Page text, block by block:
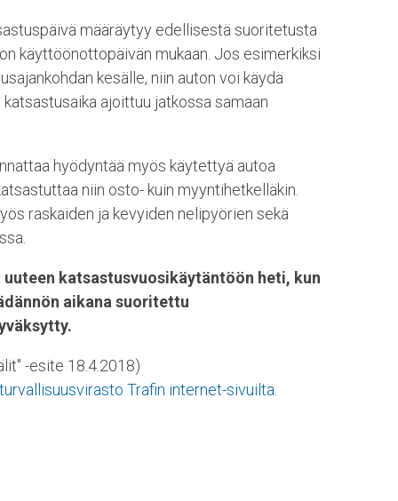
määräytyy edellisestä suoritetusta
käyttöönottopäivän mukaan. Jos esimerkiksi
kesälle, niin auton voi käydä
ajoittuu jatkossa samaan
hyödyntää myös käytettyä autoa
niin osto- kuin myyntihetkelläkin.
raskaiden ja kevyiden nelipyörien sekä
uuteen katsastusvuosikäytäntöön heti, kun
aikana suoritettu
-esite 18.4.2018)
Trafin internet-sivuilta